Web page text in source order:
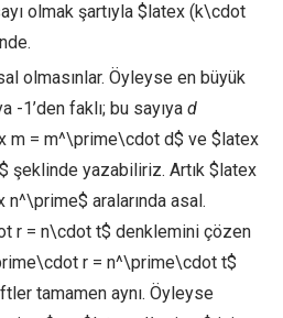
olmak şartıyla $latex (k\cdot
olmasınlar. Öyleyse en büyük
-1’den faklı; bu sayıya d
m = m^\prime\cdot d$ ve $latex
şeklinde yazabiliriz. Artık $latex
aralarında asal.
r = n\cdot t$ denklemini çözen
r = n^\prime\cdot t$
tamamen aynı. Öyleyse